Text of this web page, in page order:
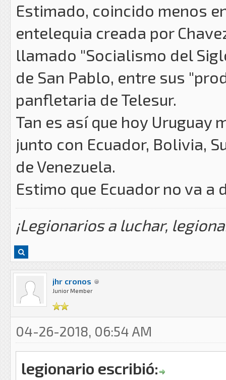
Estimado, coincido menos
entelequia creada por
llamado "Socialismo del
de San Pablo, entre sus
panfletaria de Telesur.
Tan es así que hoy Uruguay
junto con Ecuador, Bolivia,
de Venezuela.
Estimo que Ecuador no va
¡Legionarios a luchar,
jhr cronos
Junior Member
04-26-2018, 06:54 AM
legionario escribió: